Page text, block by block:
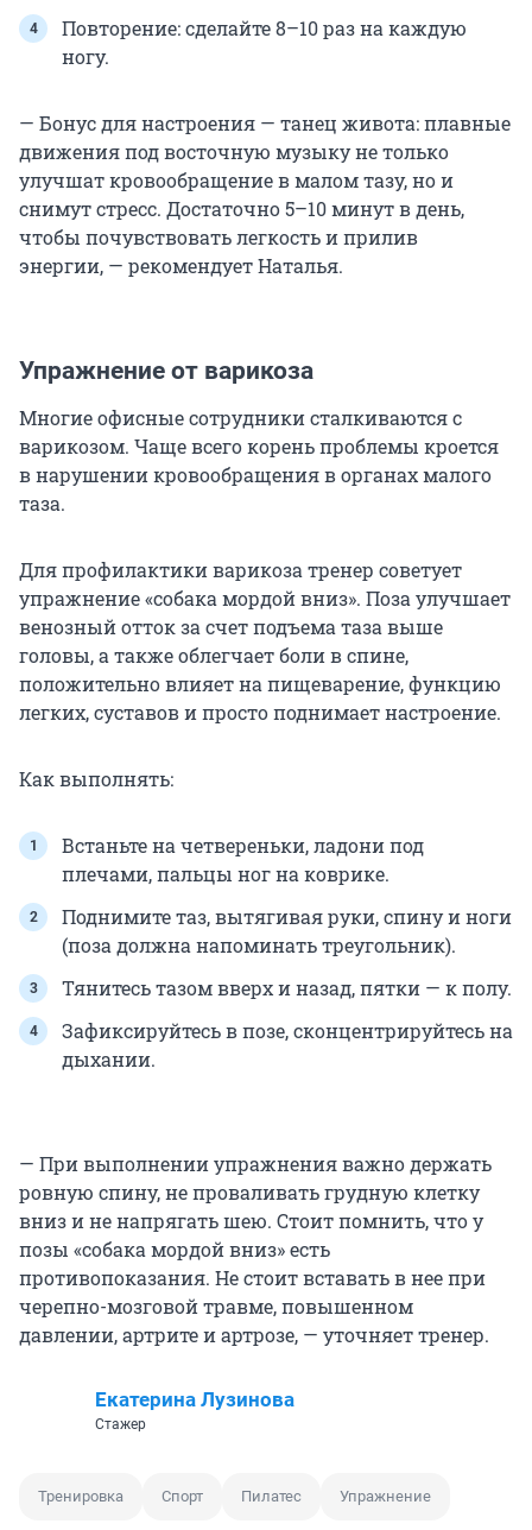
Повторение: сделайте 8–10 раз на каждую
ногу.
— Бонус для настроения — танец живота: плавные
движения под восточную музыку не только
улучшат кровообращение в малом тазу, но и
снимут стресс. Достаточно 5–10 минут в день,
чтобы почувствовать легкость и прилив
энергии, — рекомендует Наталья.
Упражнение от варикоза
Многие офисные сотрудники сталкиваются с
варикозом. Чаще всего корень проблемы кроется
в нарушении кровообращения в органах малого
таза.
Для профилактики варикоза тренер советует
упражнение «собака мордой вниз». Поза улучшает
венозный отток за счет подъема таза выше
головы, а также облегчает боли в спине,
положительно влияет на пищеварение, функцию
легких, суставов и просто поднимает настроение.
Как выполнять:
Встаньте на четвереньки, ладони под
плечами, пальцы ног на коврике.
Поднимите таз, вытягивая руки, спину и ноги
(поза должна напоминать треугольник).
Тянитесь тазом вверх и назад, пятки — к полу.
Зафиксируйтесь в позе, сконцентрируйтесь на
дыхании.
— При выполнении упражнения важно держать
ровную спину, не проваливать грудную клетку
вниз и не напрягать шею. Стоит помнить, что у
позы «собака мордой вниз» есть
противопоказания. Не стоит вставать в нее при
черепно-мозговой травме, повышенном
давлении, артрите и артрозе, — уточняет тренер.
Екатерина Лузинова
Стажер
Тренировка Спорт Пилатес Упражнение